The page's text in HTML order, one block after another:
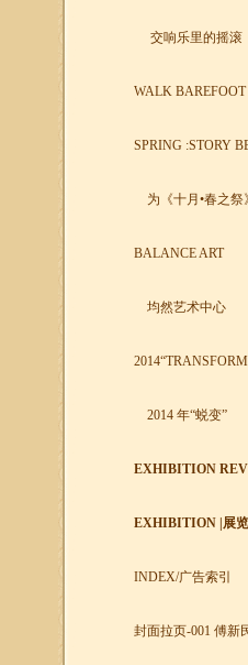
交响乐里的摇滚
WALK BAREFOOT
SPRING :STORY
为《十月•春之
BALANCE ART
均然艺术中心
2014“
2014 年“蜕变”
EXHIBITION
EXHIBITION | 展
INDEX/广告索引
封面拉页-001 傅新